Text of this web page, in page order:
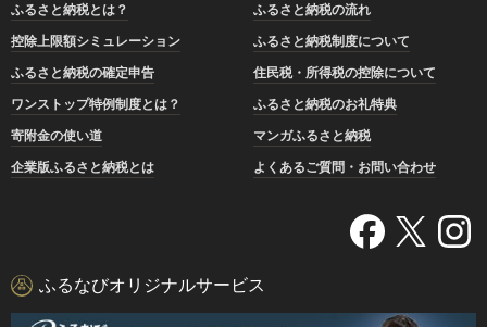
ふるさと納税とは？
ふるさと納税の流れ
控除上限額シミュレーション
ふるさと納税制度について
ふるさと納税の確定申告
住民税・所得税の控除について
ワンストップ特例制度とは？
ふるさと納税のお礼特典
寄附金の使い道
マンガふるさと納税
企業版ふるさと納税とは
よくあるご質問・お問い合わせ
ふるなびオリジナルサービス